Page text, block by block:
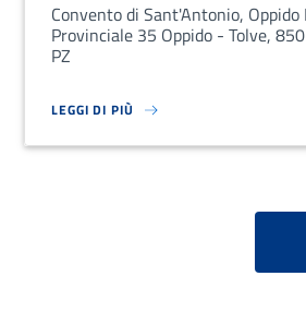
Convento di Sant'Antonio,
Provinciale 35 Oppido - Tolve,
PZ
LEGGI DI PIÙ
SU LOREM IPSUM DOLOR SIT AMET,